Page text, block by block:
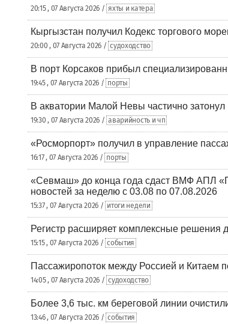
20:15 , 07 Августа 2026 / яхты и катера
Кыргызстан получил Кодекс торгового
20:00 , 07 Августа 2026 / судоходство
В порт Корсаков прибыл
19:45 , 07 Августа 2026 / порты
В акватории Малой Невы частично затонул
19:30 , 07 Августа 2026 / аварийность и чп
«Росморпорт» получил в управление
16:17 , 07 Августа 2026 / порты
«Севмаш» до конца года сдаст ВМФ АПЛ
новостей за неделю с 03.08 по 07.08.2026
15:37 , 07 Августа 2026 / итоги недели
Регистр расширяет комплексные решения
15:15 , 07 Августа 2026 / события
Пассажиропоток между Россией и Китаем
14:05 , 07 Августа 2026 / судоходство
Более 3,6 тыс. км береговой линии
13:46 , 07 Августа 2026 / события